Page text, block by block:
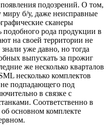
подозрений. О том,
б/у, даже неисправные
сканеры
рода продукции в
на своей территории не
уже давно, но тогда
выпускать за прожиг
же несколько кварталов
несколько комплектов
подпадающего под
в связке с
Соответственно в
основном комплекте